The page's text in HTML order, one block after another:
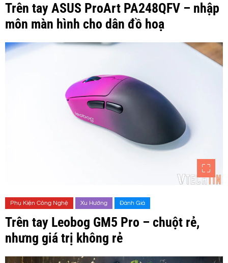
Trên tay ASUS ProArt PA248QFV – nhập
môn màn hình cho dân đồ hoạ
Phụ Kiện Công Nghệ Xu Hướng Đánh Giá
Trên tay Leobog GM5 Pro – chuột rẻ,
nhưng giá trị không rẻ